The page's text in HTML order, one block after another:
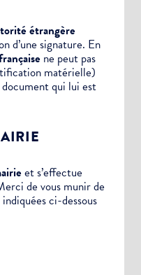
étrangère
d’une signature. En
ne peut pas
matérielle)
document qui lui est
et s’effectue
de vous munir de
ci-dessous